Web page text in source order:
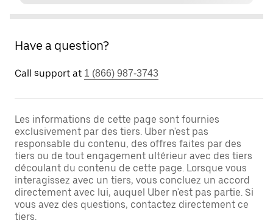
Have a question?
Call support at 1 (866) 987-3743
Les informations de cette page sont fournies
exclusivement par des tiers. Uber n'est pas
responsable du contenu, des offres faites par des
tiers ou de tout engagement ultérieur avec des tiers
découlant du contenu de cette page. Lorsque vous
interagissez avec un tiers, vous concluez un accord
directement avec lui, auquel Uber n'est pas partie. Si
vous avez des questions, contactez directement ce
tiers.